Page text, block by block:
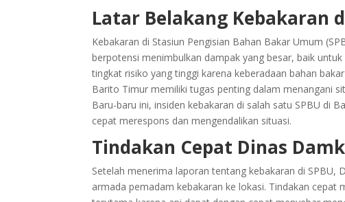
Latar Belakang Kebakaran
Kebakaran di Stasiun Pengisian Bahan Bakar Umum
berpotensi menimbulkan dampak yang besar, baik
tingkat risiko yang tinggi karena keberadaan bahan
Barito Timur memiliki tugas penting dalam menangani
Baru-baru ini, insiden kebakaran di salah satu SPBU di
cepat merespons dan mengendalikan situasi.
Tindakan Cepat Dinas
Setelah menerima laporan tentang kebakaran di
armada pemadam kebakaran ke lokasi. Tindakan